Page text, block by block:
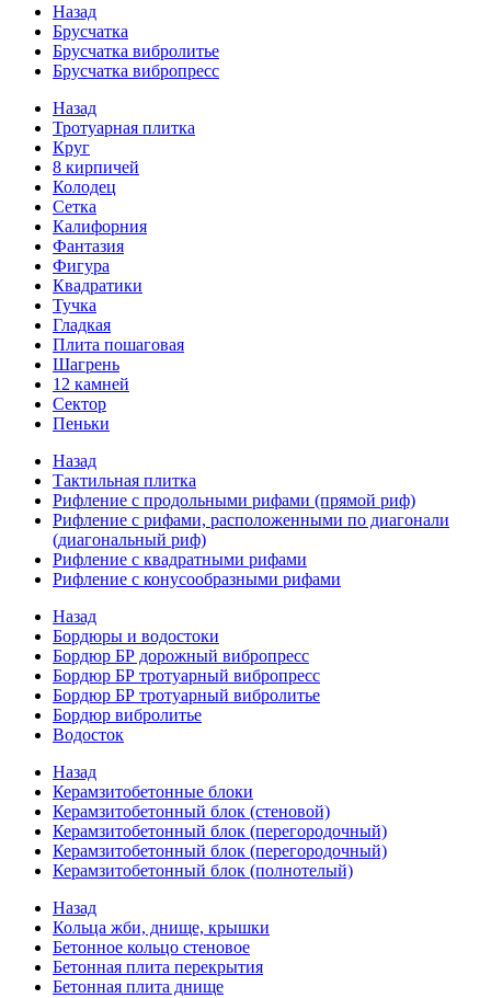
Назад
Брусчатка
Брусчатка вибролитье
Брусчатка вибропресс
Назад
Тротуарная плитка
Круг
8 кирпичей
Колодец
Сетка
Калифорния
Фантазия
Фигура
Квадратики
Тучка
Гладкая
Плита пошаговая
Шагрень
12 камней
Сектор
Пеньки
Назад
Тактильная плитка
Рифление с продольными рифами (прямой риф)
Рифление с рифами, расположенными по диагонали
(диагональный риф)
Рифление с квадратными рифами
Рифление с конусообразными рифами
Назад
Бордюры и водостоки
Бордюр БР дорожный вибропресс
Бордюр БР тротуарный вибропресс
Бордюр БР тротуарный вибролитье
Бордюр вибролитье
Водосток
Назад
Керамзитобетонные блоки
Керамзитобетонный блок (стеновой)
Керамзитобетонный блок (перегородочный)
Керамзитобетонный блок (перегородочный)
Керамзитобетонный блок (полнотелый)
Назад
Кольца жби, днище, крышки
Бетонное кольцо стеновое
Бетонная плита перекрытия
Бетонная плита днище